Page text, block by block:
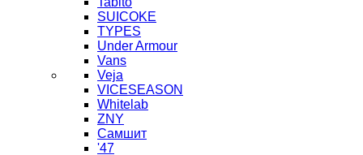
SUICOKE
TYPES
Under Armour
Vans
Veja
VICESEASON
Whitelab
ZNY
Самшит
'47